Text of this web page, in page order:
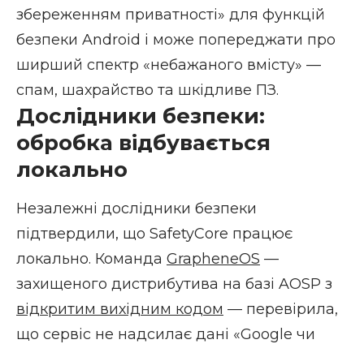
збереженням приватності» для функцій
безпеки Android і може попереджати про
ширший спектр «небажаного вмісту» —
спам, шахрайство та шкідливе ПЗ.
Дослідники безпеки:
обробка відбувається
локально
Незалежні дослідники безпеки
підтвердили, що SafetyCore працює
локально. Команда GrapheneOS —
захищеного дистрибутива на базі AOSP з
відкритим вихідним кодом — перевірила,
що сервіс не надсилає дані «Google чи